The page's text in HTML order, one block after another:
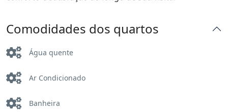
Comodidades dos quartos
Água quente
Ar Condicionado
Banheira